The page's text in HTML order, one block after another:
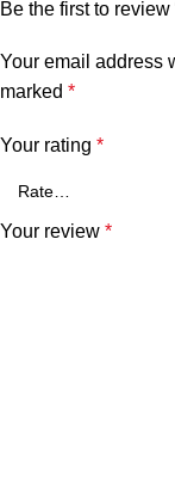
Be the first to
Your email address
marked *
Your rating *
Your review *